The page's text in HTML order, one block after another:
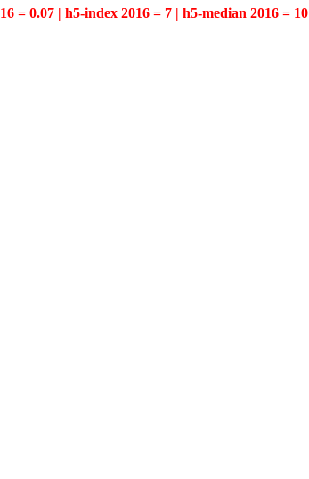
= 0.07 | h5-index 2016 = 7 | h5-median 2016 = 10